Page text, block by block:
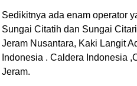
Sedikitnya ada enam operator
Sungai Citatih dan Sungai
Jeram Nusantara, Kaki Langit
Indonesia . Caldera Indonesia
Jeram.